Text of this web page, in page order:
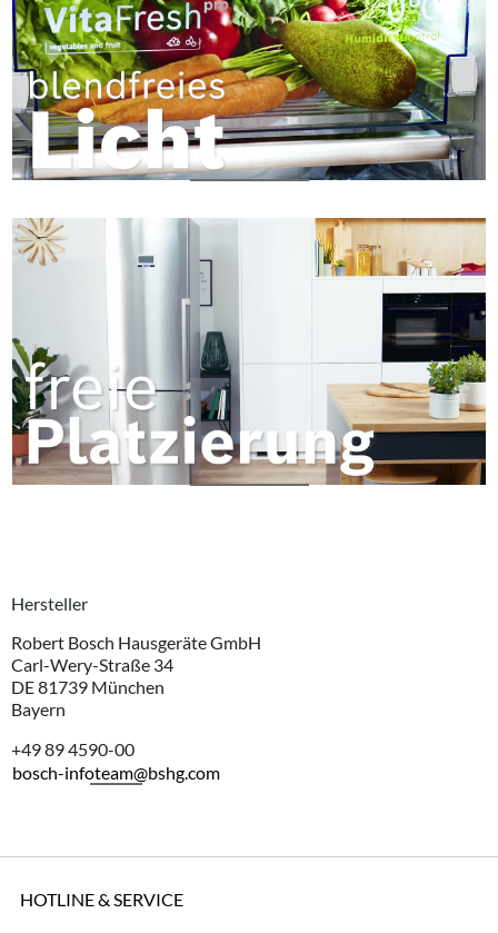
Hersteller
Robert Bosch Hausgeräte GmbH
Carl-Wery-Straße 34
DE 81739 München
Bayern
+49 89 4590-00
bosch-infoteam@bshg.com
HOTLINE & SERVICE